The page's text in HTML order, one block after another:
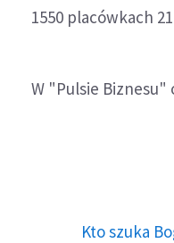
1550 placówkach
W "Pulsie
Kto szuka